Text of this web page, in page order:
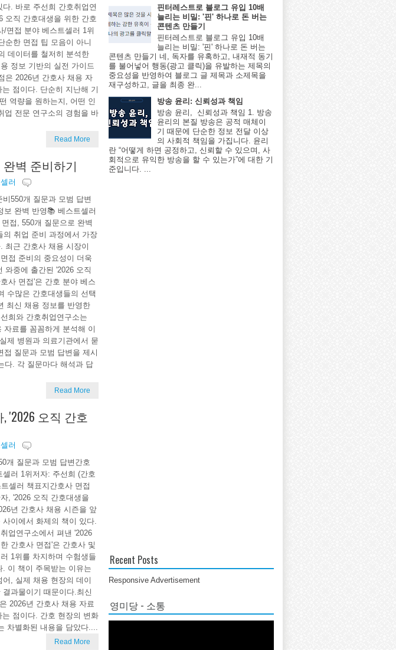
. 바로 주선희 간호취업연
오직 간호대생을 위한 간호
/면접 분야 베스트셀러 1위
순한 면접 팁 모음이 아니
데이터를 철저히 분석한
정보 기반의 실전 가이드
은 2026년 간호사 채용 자
점이다. 단순히 지난해 기
역량을 원하는지, 어떤 인
업 전문 연구소의 경험을 바
Read More
벽 준비하기
러
550개 질문과 모범 답변
보 완벽 반영📚 베스트셀러
접, 550개 질문으로 완벽
의 취업 준비 과정에서 가장
최근 간호사 채용 시장이
접 준비의 중요성이 더욱
와중에 출간된 '2026 오직
사 면접'은 간호 분야 베스
수많은 간호대생들의 선택
최신 채용 정보를 반영한
희와 간호취업연구소는
자료를 꼼꼼하게 분석해 이
제 병원과 의료기관에서 묻
접 질문과 모범 답변을 제시
다. 각 질문마다 해석과 답
Read More
'2026 오직 간호
러
개 질문과 모범 답변간호
러 1위저자: 주선희 (간호
셀러 책표지간호사 면접
, '2026 오직 간호대생을
년 간호사 채용 시즌을 앞
이에서 화제의 책이 있다.
업연구소에서 펴낸 '2026
간호사 면접'은 간호사 및
1위를 차지하며 수험생들
. 이 책이 주목받는 이유는
어, 실제 채용 현장의 데이
과물이기 때문이다.최신
2026년 간호사 채용 자료
점이다. 간호 현장의 변화
차별화된 내용을 담았다....
Read More
핀터레스트로 블로그 유입 10배
늘리는 비밀: '핀' 하나로 돈 버는
콘텐츠 만들기
핀터레스트로 블로그 유입 10배
늘리는 비밀: '핀' 하나로 돈 버는
콘텐츠 만들기 네, 독자를 유혹하고, 내재적 동기
를 불어넣어 행동(광고 클릭)을 유발하는 제목의
중요성을 반영하여 블로그 글 제목과 소제목을
재구성하고, 글을 최종 완...
방송 윤리: 신뢰성과 책임
방송 윤리, 신뢰성과 책임 1. 방송
윤리의 본질 방송은 공적 매체이
기 때문에 단순한 정보 전달 이상
의 사회적 책임을 가집니다. 윤리
란 “어떻게 하면 공정하고, 신뢰할 수 있으며, 사
회적으로 유익한 방송을 할 수 있는가”에 대한 기
준입니다. ...
Recent Posts
Responsive Advertisement
영미당 - 소통